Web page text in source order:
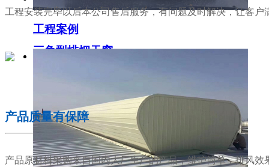
三角型排烟天窗
工程案例
工程安装完毕以后本公司售后服务，有问题及时解决，让客户
产品质量有保障
产品原材料采购来自国内大厂生产的产品，维护简单，排风效